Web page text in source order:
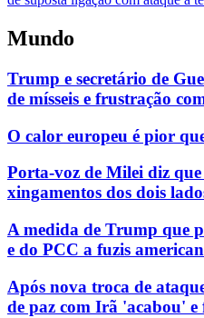
Mundo
Trump e secretário de
de mísseis e frustração
O calor europeu é pior
Porta-voz de Milei diz
xingamentos dos dois
A medida de Trump que
e do PCC a fuzis
Após nova troca de
de paz com Irã 'acabou' e